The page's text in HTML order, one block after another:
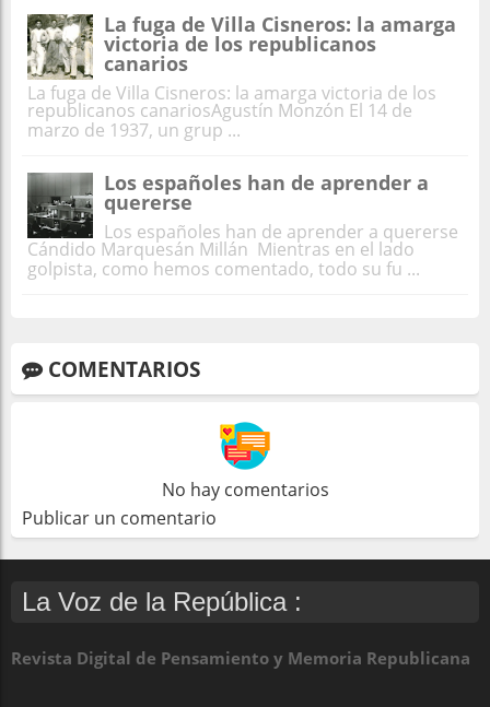
La fuga de Villa Cisneros: la amarga
victoria de los republicanos
canarios
La fuga de Villa Cisneros: la amarga victoria de los
republicanos canariosAgustín Monzón El 14 de
marzo de 1937, un grup ...
Los españoles han de aprender a
quererse
Los españoles han de aprender a quererse
Cándido Marquesán Millán Mientras en el lado
golpista, como hemos comentado, todo su fu ...
COMENTARIOS
No hay comentarios
Publicar un comentario
La Voz de la República :
Revista Digital de Pensamiento y Memoria Republicana